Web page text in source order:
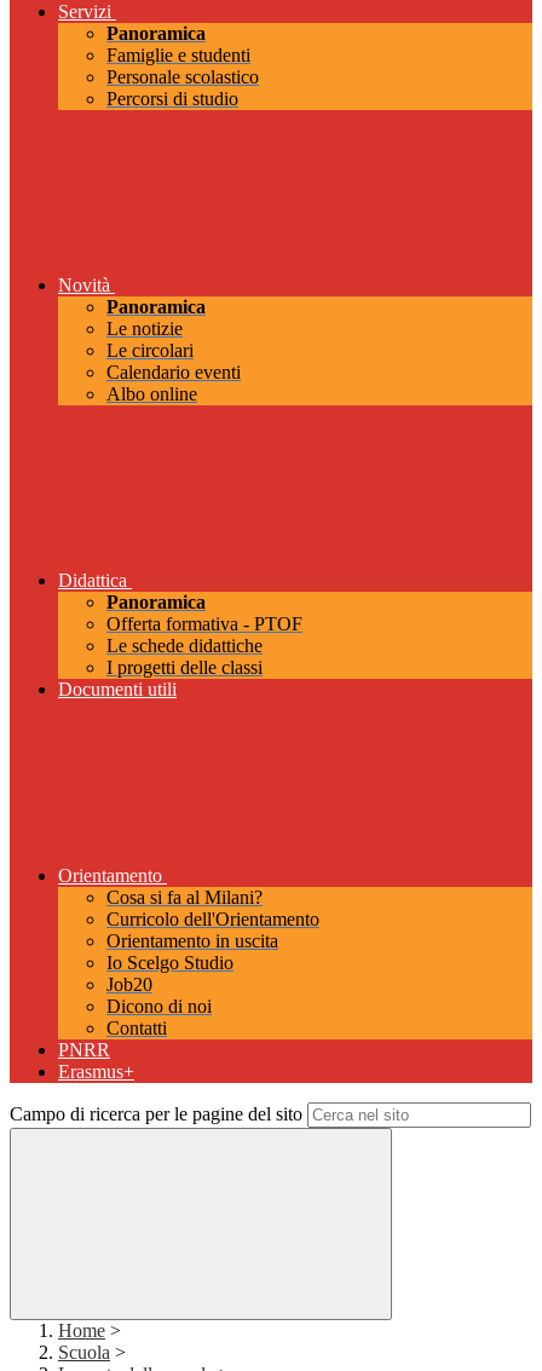
Servizi
Panoramica
Famiglie e studenti
Personale scolastico
Percorsi di studio
Novità
Panoramica
Le notizie
Le circolari
Calendario eventi
Albo online
Didattica
Panoramica
Offerta formativa - PTOF
Le schede didattiche
I progetti delle classi
Documenti utili
Orientamento
Cosa si fa al Milani?
Curricolo dell'Orientamento
Orientamento in uscita
Io Scelgo Studio
Job20
Dicono di noi
Contatti
PNRR
Erasmus+
Campo di ricerca per le pagine del sito
Home >
Scuola >